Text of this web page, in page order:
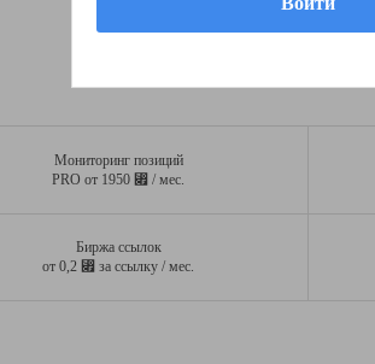
Мониторинг позиций
PRO от 1950 ⃏ / мес.
Биржа ссылок
от 0,2 ⃏ за ссылку / мес.